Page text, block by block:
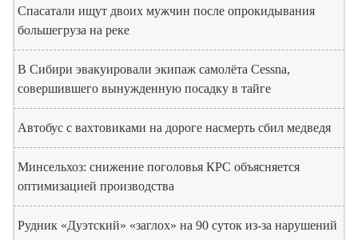
Спасатали ищут двоих мужчин после опрокидывания
большегруза на реке
В Сибири эвакуировали экипаж самолёта Cessna,
совершившего вынужденную посадку в тайге
Автобус с вахтовиками на дороге насмерть сбил медведя
Минсельхоз: снижение поголовья КРС объясняется
оптимизацией производства
Рудник «Дуэтский» «заглох» на 90 суток из-за нарушений